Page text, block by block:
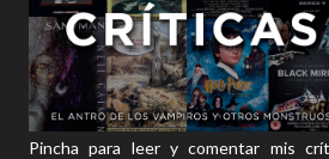
Pincha para leer y comentar mis